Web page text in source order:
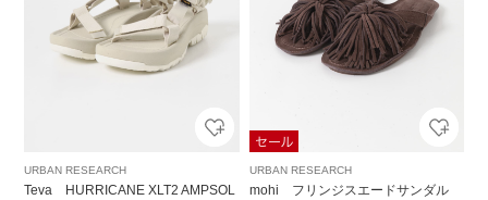
URBAN RESEARCH
Teva HURRICANE XLT2 AMPSOL
URBAN RESEARCH
mohi フリンジスエードサンダル